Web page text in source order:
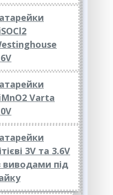
Varta
3V та 3.6V
виводами під